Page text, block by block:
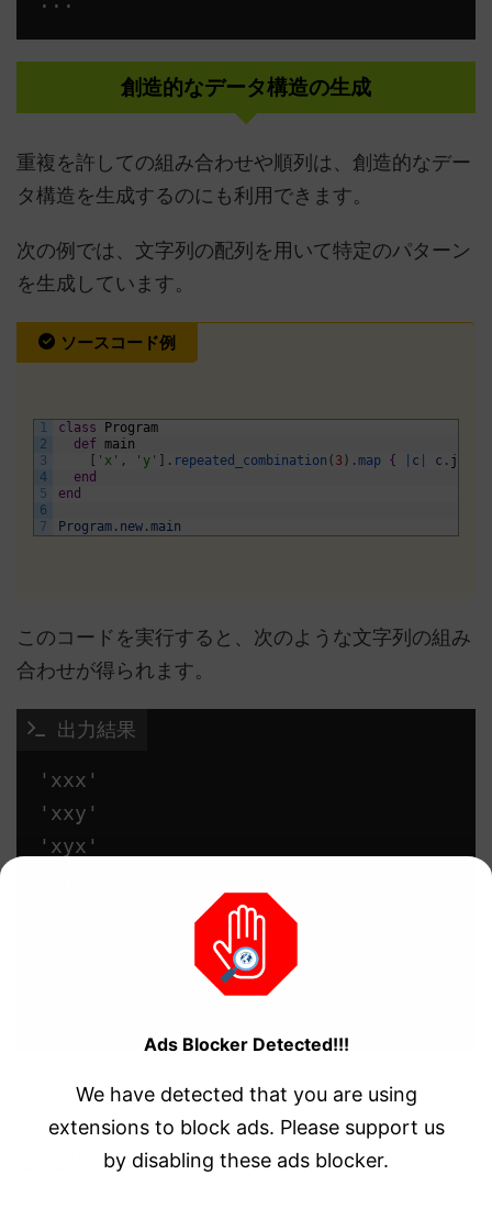
創造的なデータ構造の生成
重複を許しての組み合わせや順列は、創造的なデー
タ構造を生成するのにも利用できます。
次の例では、文字列の配列を用いて特定のパターン
を生成しています。
ソースコード例
1
2
3
4
5
6
7
class
Program
def main
'x' , 'y' . repeated_combination ( 3 ) . map { c c . join
end
end
Program . new . main
このコードを実行すると、次のような文字列の組み
合わせが得られます。
出力結果
'xxx'
'xxy'
'xyx'
まとめ
この記事では、Rubyにおける重複を許しての組み
Ads Blocker Detected!!!
We have detected that you are using
extensions to block ads. Please support us
by disabling these ads blocker.